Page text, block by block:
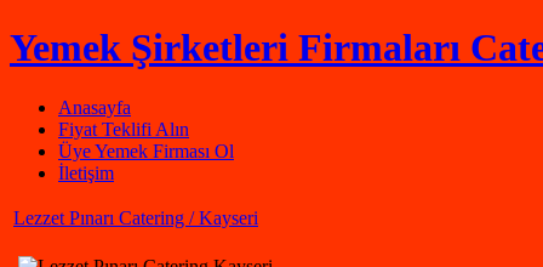
Yemek Şirketleri Firmaları
Anasayfa
Fiyat Teklifi Alın
Üye Yemek Firması Ol
İletişim
Lezzet Pınarı Catering / Kayseri